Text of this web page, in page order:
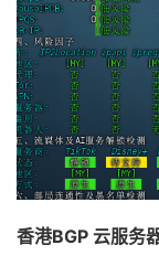
香港BGP 云服务